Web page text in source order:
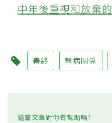
中年後重視和放棄
善終 醫病關係
這篇文章對你有幫助嗎?